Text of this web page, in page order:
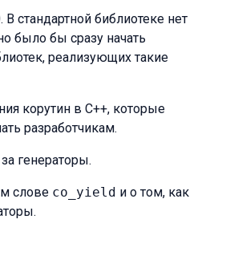
стандартной библиотеке нет
было бы сразу начать
реализующих такие
корутин в C++, которые
разработчикам.
генераторы.
слове co_yield и о том, как